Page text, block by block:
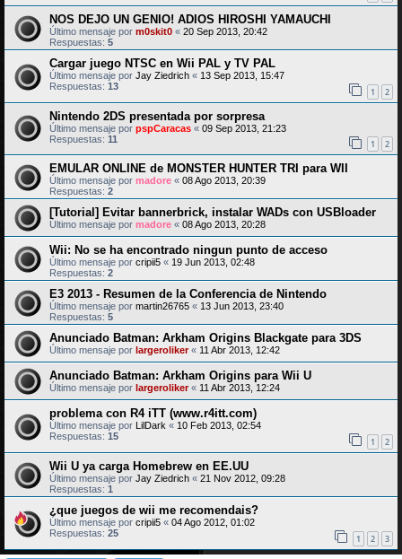
NOS DEJO UN GENIO! ADIOS HIROSHI YAMAUCHI
Último mensaje por m0skit0 « 20 Sep 2013, 20:42
Respuestas: 5
Cargar juego NTSC en Wii PAL y TV PAL
Último mensaje por Jay Ziedrich « 13 Sep 2013, 15:47
Respuestas: 13 1 2
Nintendo 2DS presentada por sorpresa
Último mensaje por pspCaracas « 09 Sep 2013, 21:23
Respuestas: 11 1 2
EMULAR ONLINE de MONSTER HUNTER TRI para WII
Último mensaje por madore « 08 Ago 2013, 20:39
Respuestas: 2
[Tutorial] Evitar bannerbrick, instalar WADs con USBloader
Último mensaje por madore « 08 Ago 2013, 20:28
Wii: No se ha encontrado ningun punto de acceso
Último mensaje por cripii5 « 19 Jun 2013, 02:48
Respuestas: 2
E3 2013 - Resumen de la Conferencia de Nintendo
Último mensaje por martin26765 « 13 Jun 2013, 23:40
Respuestas: 5
Anunciado Batman: Arkham Origins Blackgate para 3DS
Último mensaje por largeroliker« 11 Abr 2013, 12:42
Anunciado Batman: Arkham Origins para Wii U
Último mensaje por largeroliker« 11 Abr 2013, 12:24
problema con R4 iTT (www.r4itt.com)
Último mensaje por LilDark « 10 Feb 2013, 02:54
Respuestas: 15 1 2
Wii U ya carga Homebrew en EE.UU
Último mensaje por Jay Ziedrich « 21 Nov 2012, 09:28
Respuestas: 1
¿que juegos de wii me recomendais?
Último mensaje por cripii5 « 04 Ago 2012, 01:02
Respuestas: 25 1 2 3